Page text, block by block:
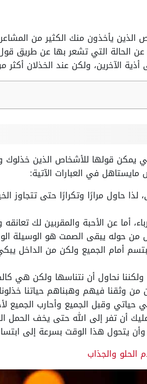
يأخذون منك الكثير من
عن الحالة التي تشعر بها عن
الآخرين، ولكن عند الخذلان أكثر
يمكن قولها للأشخاص الذين
في العبارات الآتية:
لذا حاول مرارًا وتكرارًا حتى تتجاوز
أما عن الأحبة والمقربين لك
من حوله يبقى الصمت هو الوسيلة
أمام الجميع ولكن من الداخل
ولكننا نحاول أن نتناسها ولكن هي
وثقنا فيهم وهبناهم حياتنا
حياتي وقبل الجميع وأحارب الجميع
أن تفر إلى الله حتى يخف الحمل
يتحول هذا الوقت بسرعة إلى
الحلو والجذاب